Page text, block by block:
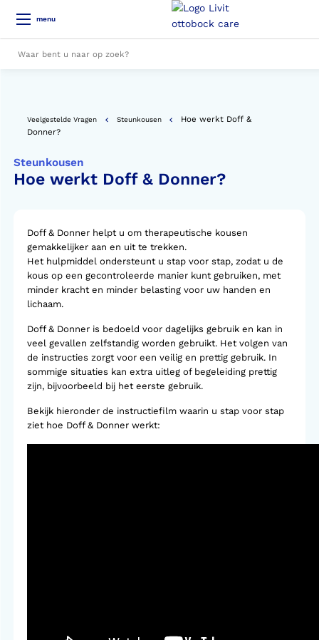
menu
Veelgestelde Vragen Steunkousen
Hoe werkt Doff &
Donner?
Steunkousen
Hoe werkt Doff & Donner?
Doff & Donner helpt u om therapeutische kousen
gemakkelijker aan en uit te trekken.
Het hulpmiddel ondersteunt u stap voor stap, zodat u de
kous op een gecontroleerde manier kunt gebruiken, met
minder kracht en minder belasting voor uw handen en
lichaam.
Doff & Donner is bedoeld voor dagelijks gebruik en kan in
veel gevallen zelfstandig worden gebruikt. Het volgen van
de instructies zorgt voor een veilig en prettig gebruik. In
sommige situaties kan extra uitleg of begeleiding prettig
zijn, bijvoorbeeld bij het eerste gebruik.
Bekijk hieronder de instructiefilm waarin u stap voor stap
ziet hoe Doff & Donner werkt: